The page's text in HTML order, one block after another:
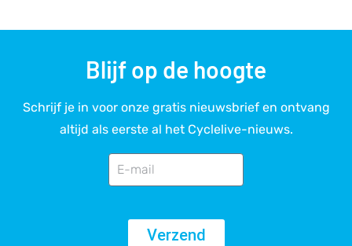
Blijf op de hoogte
Schrijf je in voor onze gratis nieuwsbrief en ontvang
altijd als eerste al het Cyclelive-nieuws.
Verzend